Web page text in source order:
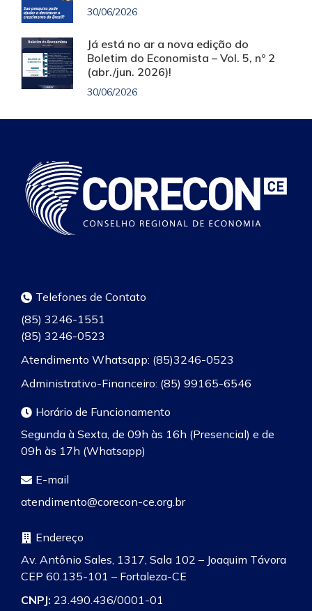
30/06/2026
Já está no ar a nova edição do
Boletim do Economista – Vol. 5, nº 2
(abr./jun. 2026)!
30/06/2026
Telefones de Contato
(85) 3246-1551
(85) 3246-0523
Atendimento Whatsapp: (85)3246-0523
Administrativo-Financeiro: (85) 99165-6546
Horário de Funcionamento
Segunda à Sexta, de 09h às 16h (Presencial) e de
09h às 17h (Whatsapp)
E-mail
atendimento@corecon-ce.org.br
Endereço
Av. Antônio Sales, 1317, Sala 102 – Joaquim Távora
CEP 60.135-101 – Fortaleza-CE
CNPJ: 23.490.436/0001-01